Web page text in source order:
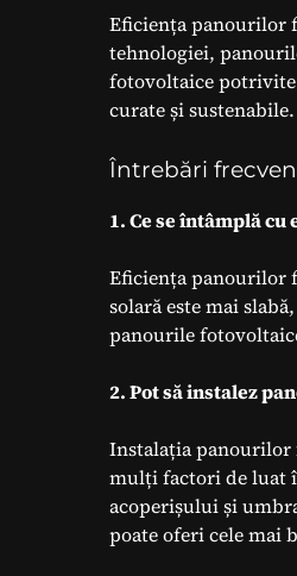
Eficiența panourilor
tehnologiei,
fotovoltaice potrivite
curate și sustenabile.
Întrebări
1. Ce se întâmplă
Eficiența panourilor
solară este mai
panourile
2. Pot să instalez
Instalația panourilor
mulți factori de luat
acoperișului și
poate oferi cele mai